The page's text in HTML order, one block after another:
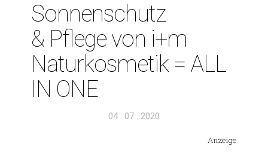
Son­nen­schutz
& Pflege von i+m
Natur­kos­metik = ALL
IN ONE
Veröffentlicht
04 . 07 . 2020
Anzeige